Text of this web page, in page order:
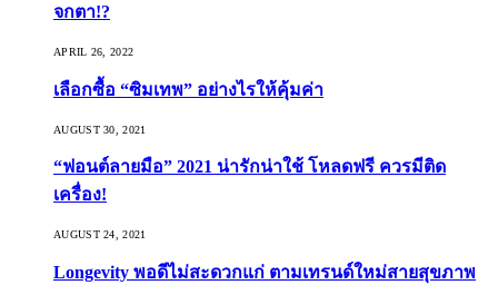
จกตา!?
APRIL 26, 2022
เลือกซื้อ “ซิมเทพ” อย่างไรให้คุ้มค่า
AUGUST 30, 2021
“ฟอนต์ลายมือ” 2021 น่ารักน่าใช้ โหลดฟรี ควรมีติด
เครื่อง!
AUGUST 24, 2021
Longevity พอดีไม่สะดวกแก่ ตามเทรนด์ใหม่สายสุขภาพ